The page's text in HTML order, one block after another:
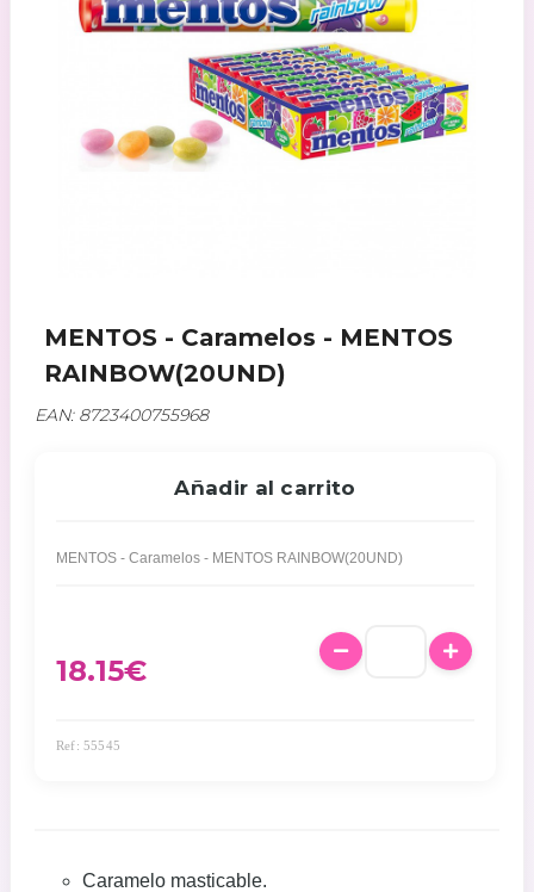
MENTOS - Caramelos - MENTOS
RAINBOW(20UND)
EAN: 8723400755968
Añadir al carrito
MENTOS - Caramelos - MENTOS RAINBOW(20UND)
18.15€
Ref: 55545
Caramelo masticable.